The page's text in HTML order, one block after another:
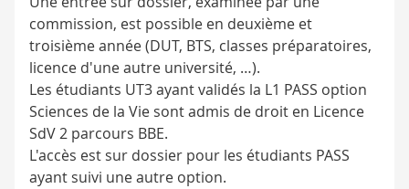
commission, est possible en deuxième et
troisième année (DUT, BTS, classes préparatoires,
licence d'une autre université, …).
Les étudiants UT3 ayant validés la L1 PASS option
Sciences de la Vie sont admis de droit en Licence
SdV 2 parcours BBE.
L'accès est sur dossier pour les étudiants PASS
ayant suivi une autre option.